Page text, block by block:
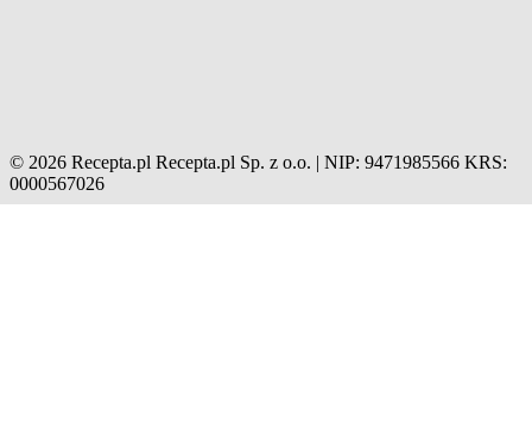
© 2026 Recepta.pl Recepta.pl Sp. z o.o. | NIP: 9471985566 KRS:
0000567026